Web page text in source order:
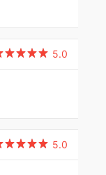
5.0
5.0